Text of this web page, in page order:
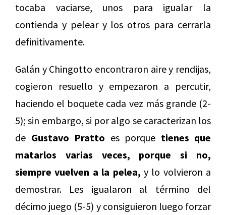
tocaba vaciarse, unos para igualar la
contienda y pelear y los otros para cerrarla
definitivamente.
Galán y Chingotto encontraron aire y rendijas,
cogieron resuello y empezaron a percutir,
haciendo el boquete cada vez más grande (2-
5); sin embargo, si por algo se caracterizan los
de Gustavo Pratto es porque tienes que
matarlos varias veces, porque si no,
siempre vuelven a la pelea, y lo volvieron a
demostrar. Les igualaron al término del
décimo juego (5-5) y consiguieron luego forzar